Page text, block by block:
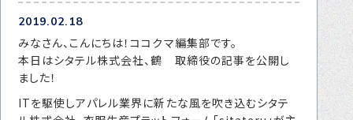
ニュース
転職をお考えの方へ
2019.02.18
みなさん、こんにちは！ココクマ編集部です。
本日はシタテル株式会社、鶴 取締役の記事を公開し
ました！
ITを駆使しアパレル業界に新たな風を吹き込むシタテ